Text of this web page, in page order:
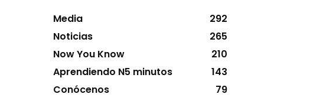
Media
292
Noticias
265
Now You Know
210
Aprendiendo N5 minutos
143
Conócenos
79